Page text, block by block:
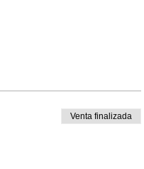
Te confirmaremos.
Venta finalizada